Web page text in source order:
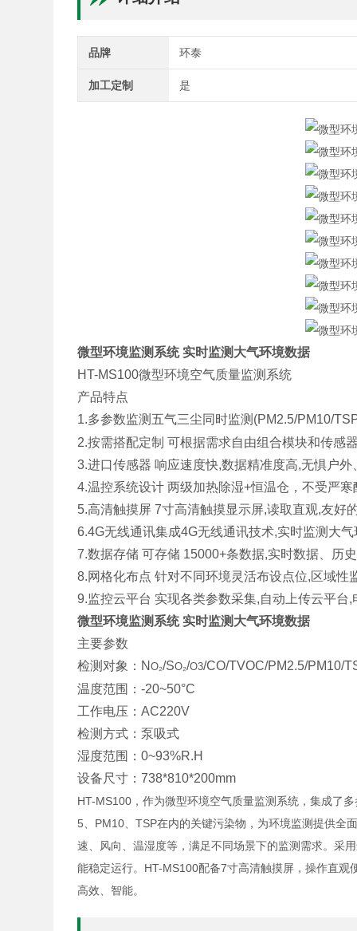
品牌 环泰
加工定制 是
微型环境监测系统 实时监测大气环境数据
HT-MS100微型环境空气质量监测系统
产品特点
1.多参数监测五气三尘同时监测(PM2.5/PM10/
2.按需搭配定制 可根据需求自由组合模块和传感
3.进口传感器 响应速度快,数据精准度高,无惧户
4.温控系统设计 两级加热除湿+恒温仓，不受严
5.高清触摸屏 7寸高清触摸显示屏,读取直观,友好
6.4G无线通讯集成4G无线通讯技术,实时监测大
7.数据存储 可存储 15000+条数据,实时数据、历
8.网格化布点 针对不同环境灵活布设点位,区域
9.监控云平台 实现各类参数采集,自动上传云平台
微型环境监测系统 实时监测大气环境数据
主要参数
检测对象：NO₂/SO₂/O3/CO/TVOC/PM2.5/PM10/
温度范围：-20~50°C
工作电压：AC220V
检测方式：泵吸式
湿度范围：0~93%R.H
设备尺寸：738*810*200mm
HT-MS100，作为微型环境空气质量监测系统，集成了
5、PM10、TSP在内的关键污染物，为环境监测提供全
速、风向、温湿度等，满足不同场景下的监测需求。采
能稳定运行。HT-MS100配备7寸高清触摸屏，操作直
高效、智能。